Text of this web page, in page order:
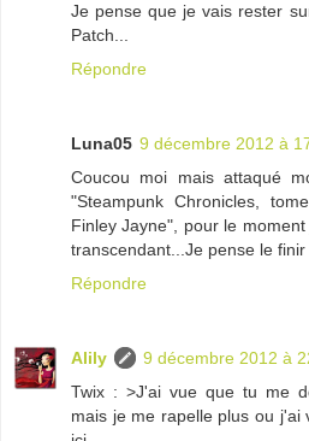
Je pense que je vais rester
Patch...
Répondre
Luna05 9 décembre 2012 à
Coucou moi mais attaqué
"Steampunk Chronicles,
Finley Jayne", pour le
transcendant...Je pense le
Répondre
Alily
9 décembre 2012 à
Twix : >J'ai vue que tu me
mais je me rapelle plus ou j'ai